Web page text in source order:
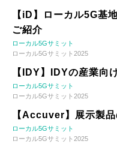
【iD】ローカル5G基
ご紹介
ローカル5Gサミット
ローカル5Gサミット2025
【IDY】IDYの産業向
ローカル5Gサミット
ローカル5Gサミット2025
【Accuver】展示製
ローカル5Gサミット
ローカル5Gサミット2025